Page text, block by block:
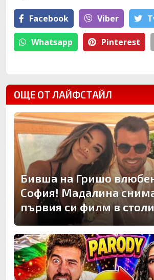
Facebook Viber
Whatsapp Pinterest
ОЩЕ ОТ ЛАЙФСТАЙЛ
Бивша на Гришо
София! Мадалина
първия си филм в